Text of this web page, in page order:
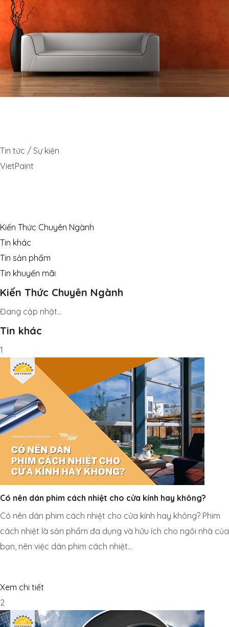
Tin tức / Sự kiện
VietPaint
Kiến Thức Chuyên Ngành
Tin khác
Tin sản phẩm
Tin khuyến mãi
Kiến Thức Chuyên Ngành
Đang cập nhật...
Tin khác
1
Có nên dán phim cách nhiệt cho cửa kính hay không?
Có nên dán phim cách nhiệt cho cửa kính hay không? Phim
cách nhiệt là sản phẩm đa dụng và hữu ích cho ngôi nhà của
bạn, nên việc dán phim cách nhiệt…
Xem chi tiết
2